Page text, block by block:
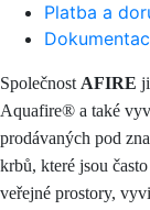
Platba a
Společnost AFIRE
Aquafire® a také
prodávaných pod
krbů, které jsou
veřejné prostory,